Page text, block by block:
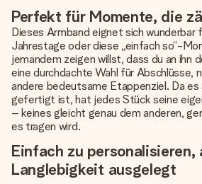
Perfekt für Momente, die
Dieses Armband eignet sich wunderbar
Jahrestage oder diese „einfach so“-
jemandem zeigen willst, dass du an ihn
eine durchdachte Wahl für Abschlüsse,
andere bedeutsame Etappenziel. Da
gefertigt ist, hat jedes Stück seine
– keines gleicht genau dem anderen,
es tragen wird.
Einfach zu personalisieren,
Langlebigkeit ausgelegt